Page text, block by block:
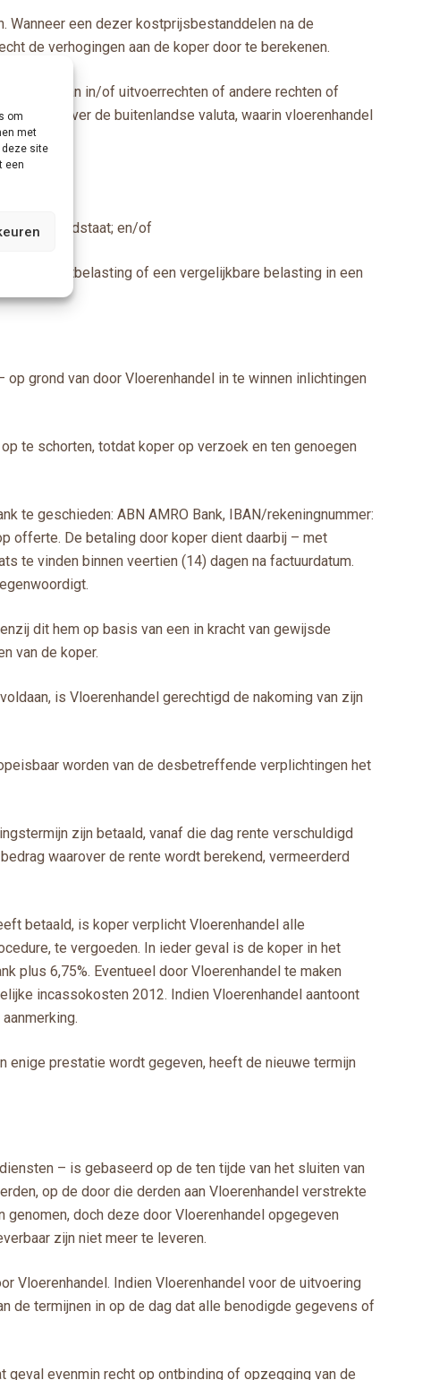
om
met
deze site
een
Wanneer een dezer kostprijsbestanddelen na de
de verhogingen aan de koper door te berekenen.
van in/of uitvoerrechten of andere rechten of
tegenover de buitenlandse valuta, waarin vloerenhandel
EG-lidstaat; en/of
omzetbelasting of een vergelijkbare belasting in een
grond van door Vloerenhandel in te winnen inlichtingen
te schorten, totdat koper op verzoek en ten genoegen
te geschieden: ABN AMRO Bank, IBAN/rekeningnummer:
offerte. De betaling door koper dient daarbij – met
te vinden binnen veertien (14) dagen na factuurdatum.
dit hem op basis van een in kracht van gewijsde
van de koper.
is Vloerenhandel gerechtigd de nakoming van zijn
worden van de desbetreffende verplichtingen het
zijn betaald, vanaf die dag rente verschuldigd
waarover de rente wordt berekend, vermeerderd
betaald, is koper verplicht Vloerenhandel alle
te vergoeden. In ieder geval is de koper in het
plus 6,75%. Eventueel door Vloerenhandel te maken
incassokosten 2012. Indien Vloerenhandel aantoont
enige prestatie wordt gegeven, heeft de nieuwe termijn
– is gebaseerd op de ten tijde van het sluiten van
op de door die derden aan Vloerenhandel verstrekte
doch deze door Vloerenhandel opgegeven
zijn niet meer te leveren.
Vloerenhandel. Indien Vloerenhandel voor de uitvoering
de termijnen in op de dag dat alle benodigde gegevens of
evenmin recht op ontbinding of opzegging van de